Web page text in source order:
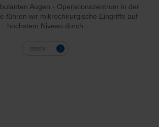
Augen - Operationszentrum in der
führen wir mikrochirurgische Eingriffe auf
höchstem Niveau durch
mehr